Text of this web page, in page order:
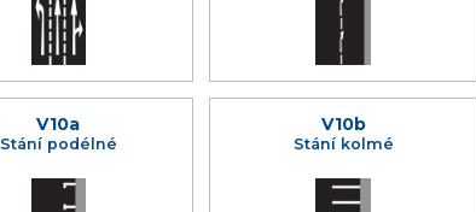
V10a
Stání podélné
V10b
Stání kolmé